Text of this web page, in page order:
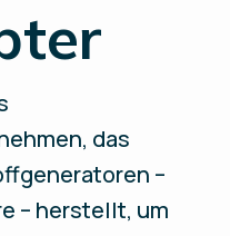
das
–
– herstellt, um